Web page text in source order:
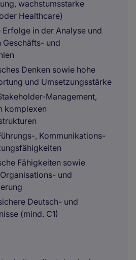
wachstumsstarke
Healthcare)
in der Analyse und
Geschäfts- und
Denken sowie hohe
und Umsetzungsstärke
Management,
komplexen
, Kommunikations-
Fähigkeiten sowie
und
Deutsch- und
(mind. C1)